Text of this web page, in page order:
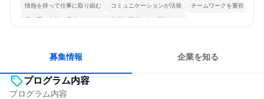
情熱を持って仕事に取り組む コミュニケーションが活発 チームワークを重視
長く同じ会社に居続けられる 多様な職種の人と関われる
募集情報 企業を知る
プログラム内容
プログラム内容